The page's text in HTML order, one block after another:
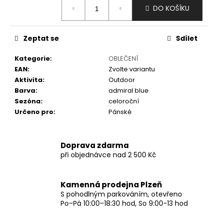
DO KOŠÍKU
Kategorie:
OBLEČENÍ
EAN:
Zvolte variantu
Aktivita:
Outdoor
Barva:
admiral blue
Sezóna:
celoroční
Určeno pro: Pánské
Zeptat se Sdílet
Doprava zdarma
při objednávce nad 2 500 Kč
Kamenná prodejna Plzeň
S pohodlným parkováním, otevřeno
Po–Pá 10:00–18:30 hod, So 9:00-13 hod